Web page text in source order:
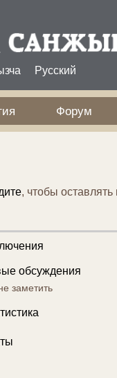
Русский
Форум
, чтобы
сообщений
сообщений
обсуждения
заметить
сообщений
сообщений